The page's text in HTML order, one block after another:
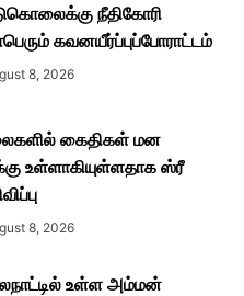
நீதிகோரி
கவனயீர்ப்புப்போராட்டம்
8, 2026
கைதிகள் மன
உள்ளாகியுள்ளதாக ஸ்ரீ
8, 2026
உள்ள அம்மன்